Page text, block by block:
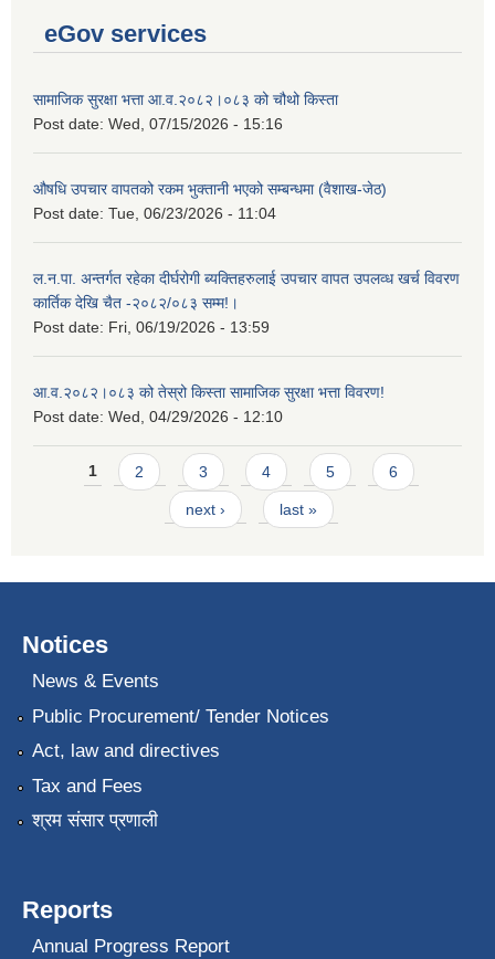
eGov services
सामाजिक सुरक्षा भत्ता आ.व.२०८२।०८३ को चौथो किस्ता
Post date: Wed, 07/15/2026 - 15:16
औषधि उपचार वापतको रकम भुक्तानी भएको सम्बन्धमा (वैशाख-जेठ)
Post date: Tue, 06/23/2026 - 11:04
ल.न.पा. अन्तर्गत रहेका दीर्घरोगी ब्यक्तिहरुलाई उपचार वापत उपलव्ध खर्च विवरण
कार्तिक देखि चैत -२०८२/०८३ सम्म!।
Post date: Fri, 06/19/2026 - 13:59
आ.व.२०८२।०८३ को तेस्रो किस्ता सामाजिक सुरक्षा भत्ता विवरण!
Post date: Wed, 04/29/2026 - 12:10
Pages
1 2 3 4 5 6
next › last »
Notices
News & Events
Public Procurement/ Tender Notices
Act, law and directives
Tax and Fees
श्रम संसार प्रणाली
Reports
Annual Progress Report